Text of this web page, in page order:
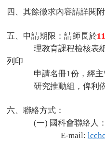
四、其餘徵求內容請詳閱附
五、申請期限：請師長於
理教育課程檢核表紙本
列印
申請名冊1份，經主管
研究推動組，俾利依
六、聯絡方式：
(一) 國科會聯絡人
E-mail: